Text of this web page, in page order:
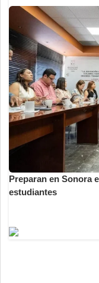
Preparan en Sonora
estudiantes